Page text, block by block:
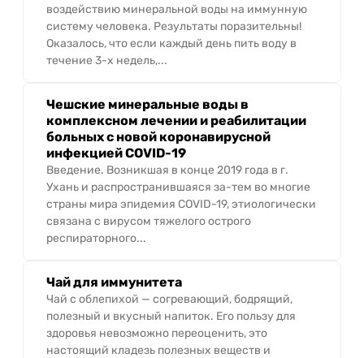
воздействию минеральной воды на иммунную
систему человека. Результаты поразительны!
Оказалось, что если каждый день пить воду в
течение 3-х недель,...
Чешские минеральные воды в
комплексном лечении и реабилитации
больных с новой коронавирусной
инфекцией COVID-19
Введение. Возникшая в конце 2019 года в г.
Ухань и распространившаяся за-тем во многие
страны мира эпидемия COVID-19, этиологически
связана с вирусом тяжелого острого
респираторного...
Чай для иммунитета
Чай с облепихой — согревающий, бодрящий,
полезный и вкусный напиток. Его пользу для
здоровья невозможно переоценить, это
настоящий кладезь полезных веществ и